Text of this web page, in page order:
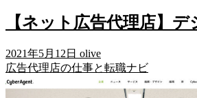
【ネット広告代理店】
2021年5月12日 olive
広告代理店の仕事と転職ナビ